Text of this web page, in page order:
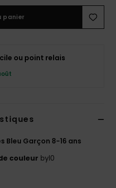
panier
ou point relais
Bleu Garçon 8-16 ans
couleur byl0